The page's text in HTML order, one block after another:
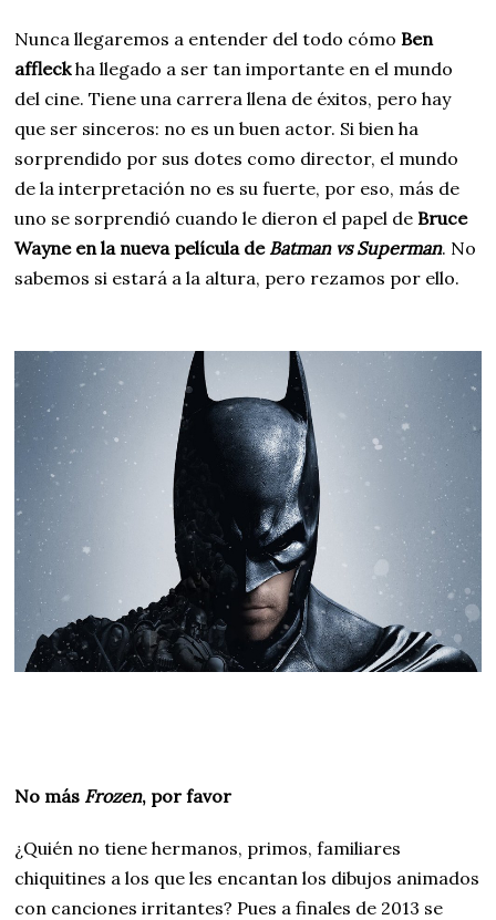
Nunca llegaremos a entender del todo cómoBen
affleckha llegado a ser tan importante en el mundo
del cine. Tiene una carrera llena de éxitos, pero hay
que ser sinceros: no es un buen actor. Si bien ha
sorprendido por sus dotes como director, el mundo
de la interpretación no es su fuerte, por eso, más de
uno se sorprendió cuando le dieron el papel deBruce
Wayne en la nueva película de Batman vs Superman. No
sabemos si estará a la altura, pero rezamos por ello.
No más Frozen, por favor
¿Quién no tiene hermanos, primos, familiares
chiquitines a los que les encantan los dibujos animados
con canciones irritantes? Pues a finales de 2013 se